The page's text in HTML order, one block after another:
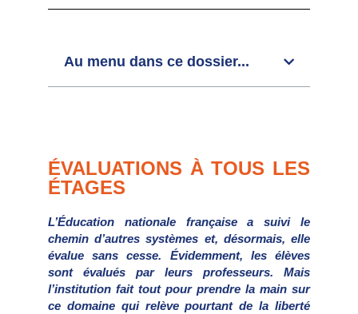
Au menu dans ce dossier...
ÉVALUATIONS À TOUS LES
ÉTAGES
L’Éducation nationale française a suivi le
chemin d’autres systèmes et, désormais, elle
évalue sans cesse. Évidemment, les élèves
sont évalués par leurs professeurs. Mais
l’institution fait tout pour prendre la main sur
ce domaine qui relève pourtant de la liberté